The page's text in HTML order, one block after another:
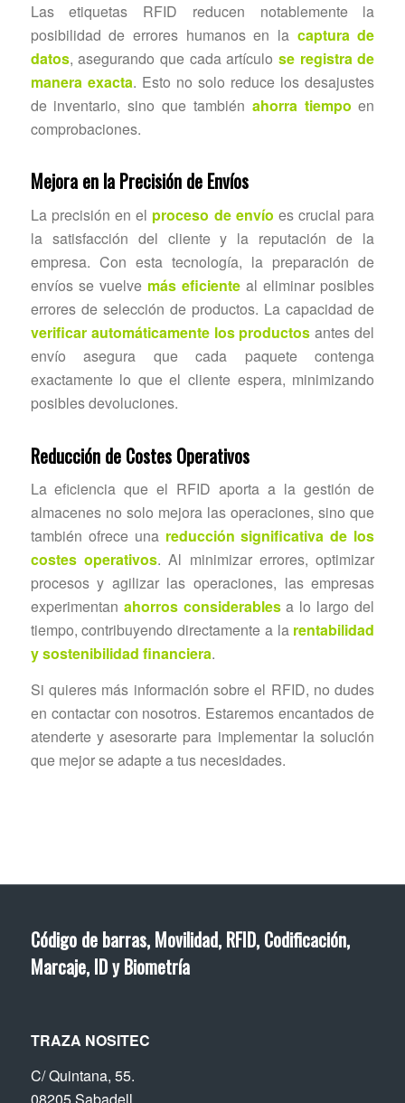
Las etiquetas RFID reducen notablemente la
posibilidad de errores humanos en la captura de
datos, asegurando que cada artículose registra de
manera exacta. Esto no solo reduce los desajustes
de inventario, sino que también ahorra tiempo en
comprobaciones.
Mejora en la Precisión de Envíos
La precisión en el proceso de envío es crucial para
la satisfacción del cliente y la reputación de la
empresa. Con esta tecnología, la preparación de
envíos se vuelve más eficiente al eliminar posibles
errores de selección de productos. La capacidad de
verificar automáticamente los productos antes del
envío asegura que cada paquete contenga
exactamente lo que el cliente espera, minimizando
posibles devoluciones.
Reducción de Costes Operativos
La eficiencia que el RFID aporta a la gestión de
almacenes no solo mejora las operaciones, sino que
también ofrece una reducción significativa de los
costes operativos. Al minimizar errores, optimizar
procesos y agilizar las operaciones, las empresas
experimentan ahorros considerablesa lo largo del
tiempo, contribuyendo directamente a la rentabilidad
y sostenibilidad financiera.
Si quieres más información sobre el RFID, no dudes
en contactar con nosotros. Estaremos encantados de
atenderte y asesorarte para implementar la solución
que mejor se adapte a tus necesidades.
Código de barras, Movilidad, RFID, Codificación,
Marcaje, ID y Biometría
TRAZA NOSITEC
C/ Quintana, 55.